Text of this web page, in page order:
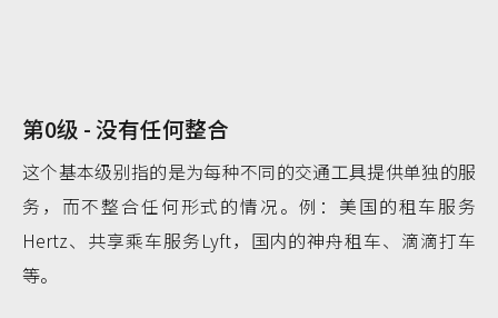
第0级 - 没有任何整合
这个基本级别指的是为每种不同的交通工具提供单独的服
务，而不整合任何形式的情况。例：美国的租车服务
Hertz、共享乘车服务Lyft，国内的神舟租车、滴滴打车
等。